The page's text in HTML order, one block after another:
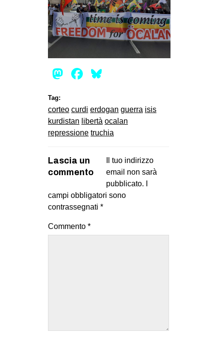
Mastodon
Facebook
Tag:
corteo curdi erdogan guerra isis
kurdistan libertà ocalan
repressione truchia
Lascia un
commento
Il tuo indirizzo
email non sarà
pubblicato.
campi obbligatori sono
contrassegnati *
Commento *